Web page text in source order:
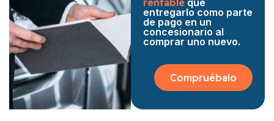
rentableque
entregarlo como parte
de pago en un
concesionario al
comprar uno nuevo.
Compruébalo